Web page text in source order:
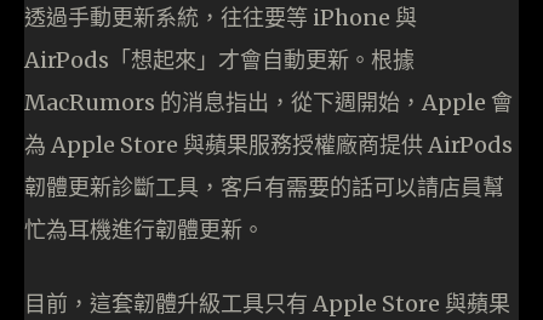
透過手動更新系統，往往要等 iPhone 與
AirPods「想起來」才會自動更新。根據
MacRumors 的消息指出，從下週開始，Apple 會
為 Apple Store 與蘋果服務授權廠商提供 AirPods
韌體更新診斷工具，客戶有需要的話可以請店員幫
忙為耳機進行韌體更新。
目前，這套韌體升級工具只有 Apple Store 與蘋果